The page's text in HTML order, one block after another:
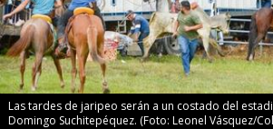
Las tardes de jaripeo serán a un costado del
Domingo Suchitepéquez. (Foto: Leonel Vásquez/